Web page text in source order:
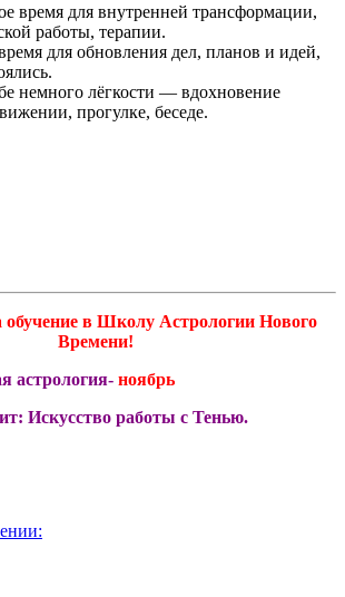
время для внутренней трансформации,
работы, терапии.
для обновления дел, планов и идей,
немного лёгкости — вдохновение
прогулке, беседе.
в Школу Астрологии Нового
Времени!
астрология- ноябрь
Искусство работы с Тенью.